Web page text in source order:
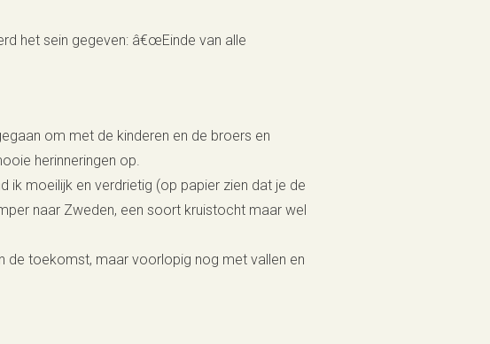
het sein gegeven: â€œEinde van alle
om met de kinderen en de broers en
herinneringen op.
ik moeilijk en verdrietig (op papier zien dat je de
naar Zweden, een soort kruistocht maar wel
de toekomst, maar voorlopig nog met vallen en